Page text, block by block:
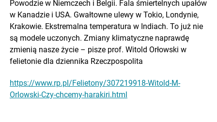
Powodzie w Niemczech i Belgii. Fala śmiertelnych upałów
w Kanadzie i USA. Gwałtowne ulewy w Tokio, Londynie,
Krakowie. Ekstremalna temperatura w Indiach. To już nie
są modele uczonych. Zmiany klimatyczne naprawdę
zmienią nasze życie – pisze prof. Witold Orłowski w
felietonie dla dziennika Rzeczpospolita
https://www.rp.pl/Felietony/307219918-Witold-M-
Orlowski-Czy-chcemy-harakiri.html